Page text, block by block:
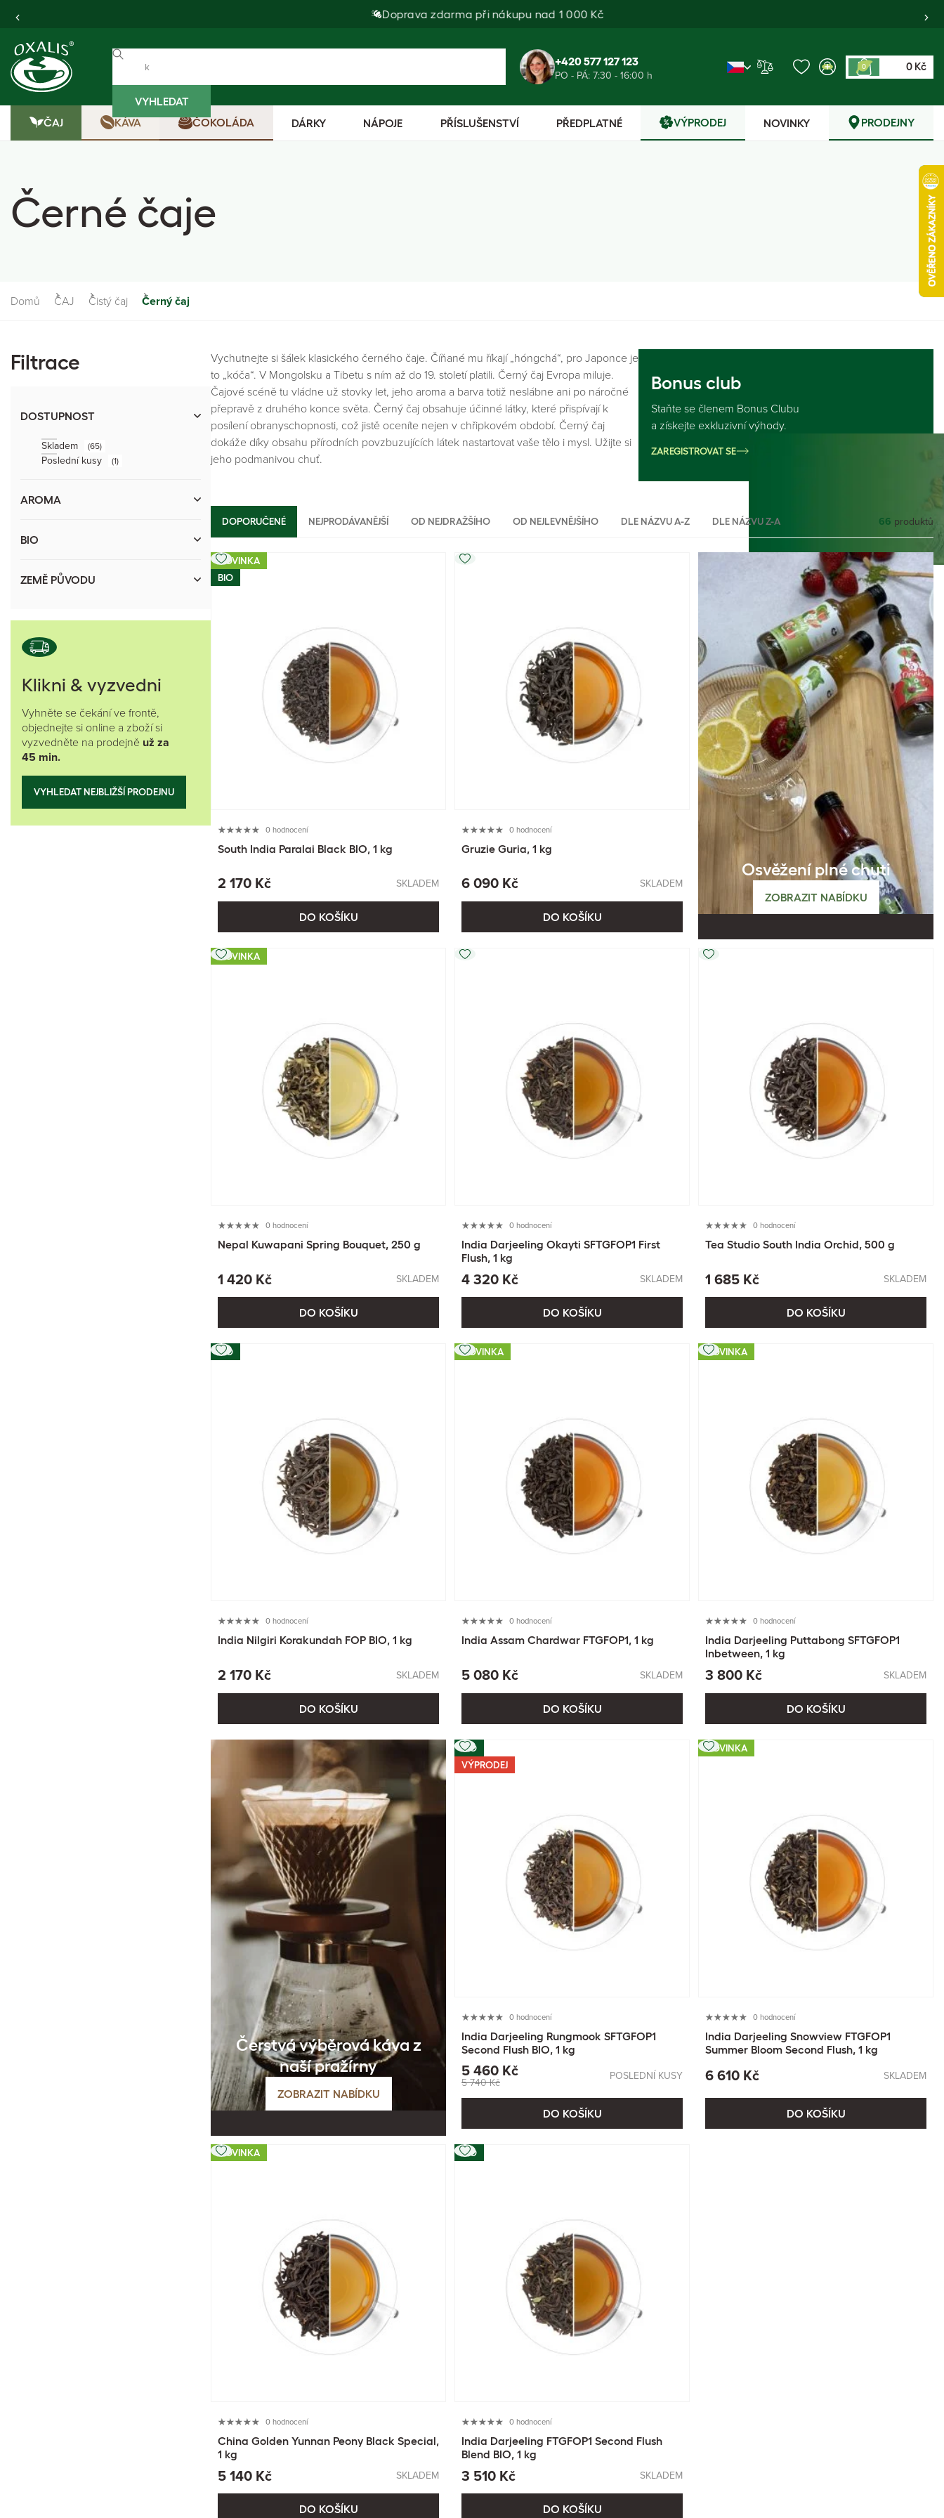
Doprava zdarma při nákupu nad 1 000 Kč
VYHLEDAT
+420 577 127 123
PO - PÁ: 7:30 - 16:00 h
0 0 Kč
ČAJ KÁVA ČOKOLÁDA DÁRKY NÁPOJE PŘÍSLUŠENSTVÍ PŘEDPLATNÉ VÝPRODEJ NOVINKY PRODEJNY
Černé čaje
Domů ČAJ Čistý čaj Černý čaj
Filtrace
DOSTUPNOST
Skladem (65)
Poslední kusy (1)
AROMA
BIO
ZEMĚ PŮVODU
Klikni & vyzvedni
Vyhněte se čekání ve frontě,
objednejte si online a zboží si
vyzvedněte na prodejně už za
45 min.
VYHLEDAT NEJBLIŽŠÍ PRODEJNU
Vychutnejte si šálek klasického černého čaje. Číňané mu říkají „hóngchá“, pro Japonce je
to „kóča“. V Mongolsku a Tibetu s ním až do 19. století platili. Černý čaj Evropa miluje.
Čajové scéně tu vládne už stovky let, jeho aroma a barva totiž neslábne ani po náročné
přepravě z druhého konce světa. Černý čaj obsahuje účinné látky, které přispívají k
posílení obranyschopnosti, což jistě oceníte nejen v chřipkovém období. Černý čaj
dokáže díky obsahu přírodních povzbuzujících látek nastartovat vaše tělo i mysl. Užijte si
jeho podmanivou chuť.
Bonus club
Staňte se členem Bonus Clubu
a získejte exkluzivní výhody.
ZAREGISTROVAT SE
DOPORUČENÉ NEJPRODÁVANĚJŠÍ OD NEJDRAŽŠÍHO OD NEJLEVNĚJŠÍHO DLE NÁZVU A-Z DLE NÁZVU Z-A 66 produktů
NOVINKA
BIO
0 hodnocení
South India Paralai Black BIO, 1 kg
2 170 Kč SKLADEM
DO KOŠÍKU
0 hodnocení
Gruzie Guria, 1 kg
6 090 Kč SKLADEM
DO KOŠÍKU
NOVINKA
0 hodnocení
Nepal Kuwapani Spring Bouquet, 250 g
1 420 Kč SKLADEM
DO KOŠÍKU
0 hodnocení
India Darjeeling Okayti SFTGFOP1 First
Flush, 1 kg
4 320 Kč SKLADEM
DO KOŠÍKU
0 hodnocení
Tea Studio South India Orchid, 500 g
1 685 Kč SKLADEM
DO KOŠÍKU
BIO
0 hodnocení
India Nilgiri Korakundah FOP BIO, 1 kg
2 170 Kč SKLADEM
DO KOŠÍKU
NOVINKA
0 hodnocení
India Assam Chardwar FTGFOP1, 1 kg
5 080 Kč SKLADEM
DO KOŠÍKU
NOVINKA
0 hodnocení
India Darjeeling Puttabong SFTGFOP1
Inbetween, 1 kg
3 800 Kč SKLADEM
DO KOŠÍKU
BIO
VÝPRODEJ
0 hodnocení
India Darjeeling Rungmook SFTGFOP1
Second Flush BIO, 1 kg
5 460 Kč
5 740 Kč POSLEDNÍ KUSY
DO KOŠÍKU
NOVINKA
0 hodnocení
India Darjeeling Snowview FTGFOP1
Summer Bloom Second Flush, 1 kg
6 610 Kč SKLADEM
DO KOŠÍKU
NOVINKA
0 hodnocení
China Golden Yunnan Peony Black Special,
1 kg
5 140 Kč SKLADEM
DO KOŠÍKU
BIO
0 hodnocení
India Darjeeling FTGFOP1 Second Flush
Blend BIO, 1 kg
3 510 Kč SKLADEM
DO KOŠÍKU
Osvěžení plné chuti
ZOBRAZIT NABÍDKU
Čerstvá výběrová káva z
naší pražírny
ZOBRAZIT NABÍDKU